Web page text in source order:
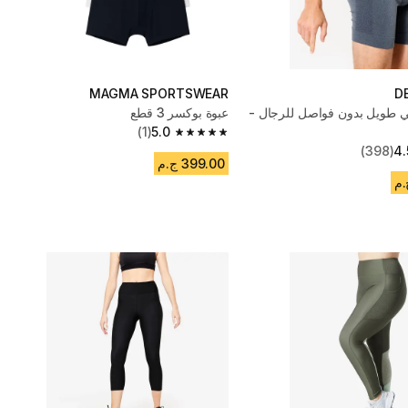
طويل بدون فواصل للرجال -
(398)
MAGMA SPORTSWEAR
عبوة بوكسر 3 قطع
5.0
5.0 out of 5 stars from 1 reviews
(1)
399.00 ج.م